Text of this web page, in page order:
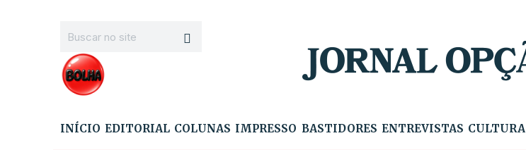
INÍCIO EDITORIAL COLUNAS IMPRESSO BASTIDORES ENTREVISTAS CULTURA